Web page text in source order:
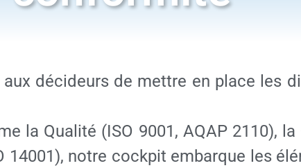
décideurs de mettre en place les
la Qualité (ISO 9001, AQAP 2110),
14001), notre cockpit embarque les